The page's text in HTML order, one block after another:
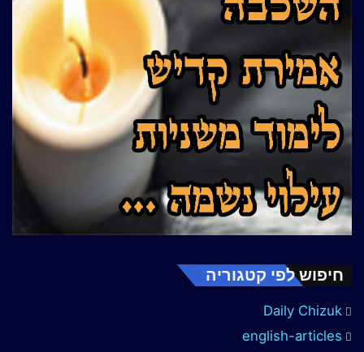
חיפוש לפי קטגוריה
Daily Chizuk
english-articles